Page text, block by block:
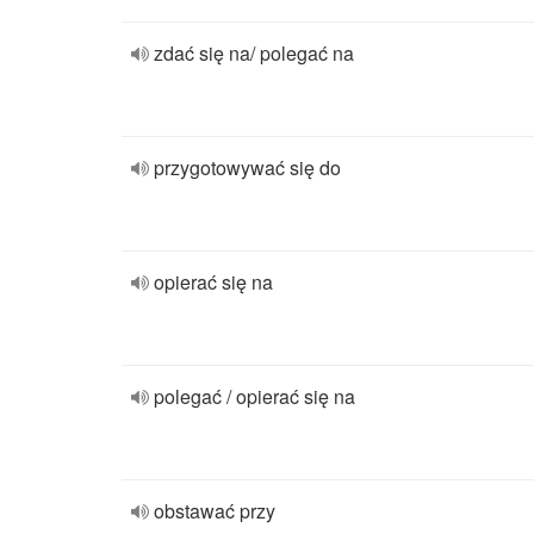
zdać się na/ polegać na
przygotowywać się do
opierać się na
polegać / opierać się na
obstawać przy